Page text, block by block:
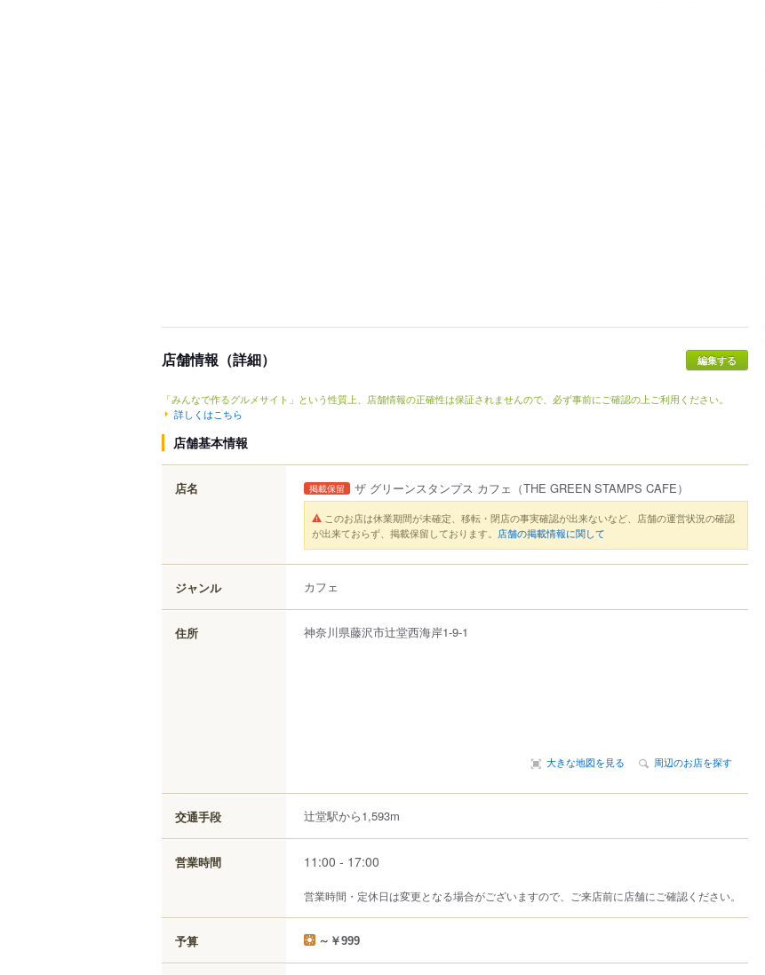
店舗情報（詳細）
「みんなで作るグルメサイト」という性質上、店舗情報の正確性は保証されませんので、必ず事前にご確認の上ご利用ください。
詳しくはこちら
店舗基本情報
店名 掲載保留 ザ グリーンスタンプス カフェ （THE GREEN STAMPS CAFE）
このお店は休業期間が未確定、移転・閉店の事実確認が出来ないなど、店舗の運営状況の確認
が出来ておらず、掲載保留しております。 店舗の掲載情報に関して
ジャンル カフェ
住所 神奈川県藤沢市辻堂西海岸1-9-1
大きな地図を見る 周辺のお店を探す
交通手段 辻堂駅から1,593m
営業時間 11:00 - 17:00
営業時間・定休日は変更となる場合がございますので、ご来店前に店舗にご確認ください。
予算 ～￥999